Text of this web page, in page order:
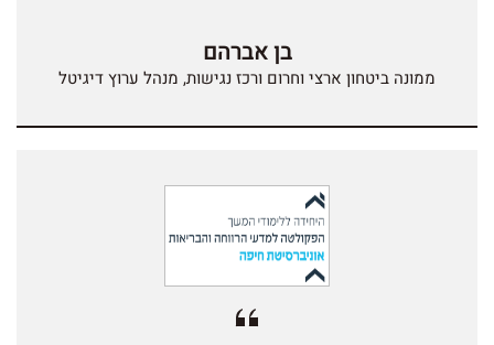
בן אברהם
ממונה ביטחון ארצי וחרום ורכז נגישות, מנהל ערוץ דיגיטל